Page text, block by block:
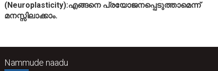
(Neuroplasticity):എങ്ങനെ പ്രയോജനപ്പെടുത്താമെന്ന്
മനസ്സിലാക്കാം.
Nammude naadu